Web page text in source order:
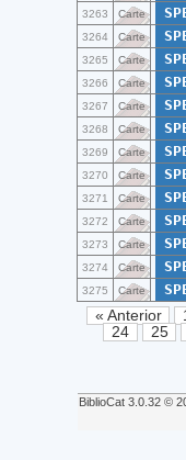
3263 Carte
3264 Carte
3265 Carte
3266 Carte
3267 Carte
3268 Carte
3269 Carte
3270 Carte
3271 Carte
3272 Carte
3273 Carte
3274 Carte
3275 Carte
« Anterior
24
25
BiblioCat 3.0.32 ©